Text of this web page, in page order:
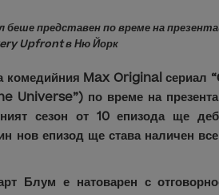
представен по време на
Upfront в Ню Йорк
комедийния Max Original сериал
Universe”) по време на
сезон от 10 епизода ще
нов епизод ще става наличен
Блум е натоварен с